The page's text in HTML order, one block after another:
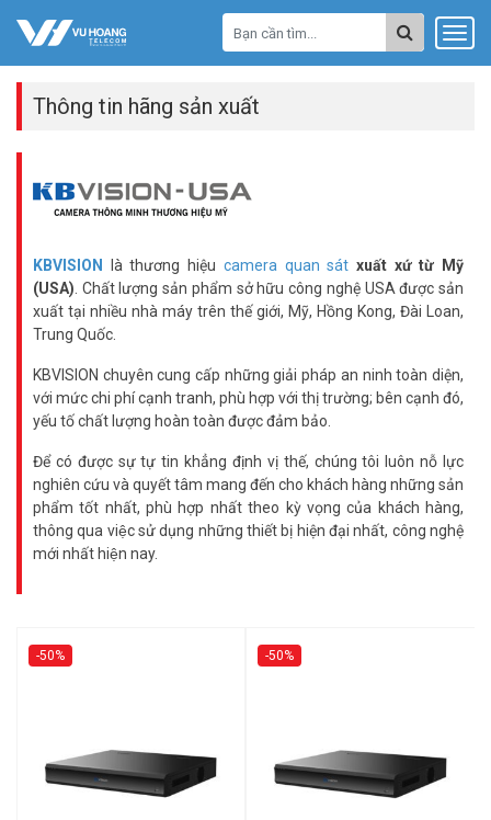
Thông tin hãng sản xuất
KBVISION là thương hiệu camera quan sát xuất xứ từ Mỹ
(USA) . Chất lượng sản phẩm sở hữu công nghệ USA được sản
xuất tại nhiều nhà máy trên thế giới, Mỹ, Hồng Kong, Đài Loan,
Trung Quốc.
KBVISION chuyên cung cấp những giải pháp an ninh toàn diện,
với mức chi phí cạnh tranh, phù hợp với thị trường; bên cạnh đó,
yếu tố chất lượng hoàn toàn được đảm bảo.
Để có được sự tự tin khẳng định vị thế, chúng tôi luôn nỗ lực
nghiên cứu và quyết tâm mang đến cho khách hàng những sản
phẩm tốt nhất, phù hợp nhất theo kỳ vọng của khách hàng,
thông qua việc sử dụng những thiết bị hiện đại nhất, công nghệ
mới nhất hiện nay.
-50% -50%